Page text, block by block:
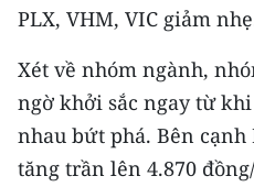
Media Y tế
Media Khoa học - Công
Media Môi trường
Ảnh
PLX, VHM, VIC giảm
Xét về nhóm ngành,
ngờ khởi sắc ngay từ
nhau bứt phá. Bên cạnh
tăng trần lên 4.870